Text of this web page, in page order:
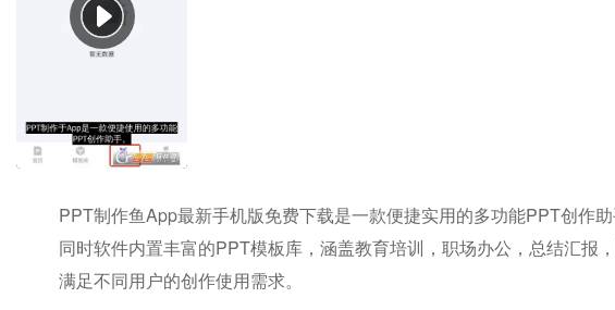
PPT制作鱼app最新手机版免费下载是一款便捷实用的多功能PPT创作
同时软件内置丰富的PPT模板库，涵盖教育培训，职场办公，总结汇报
满足不同用户的创作使用需求。